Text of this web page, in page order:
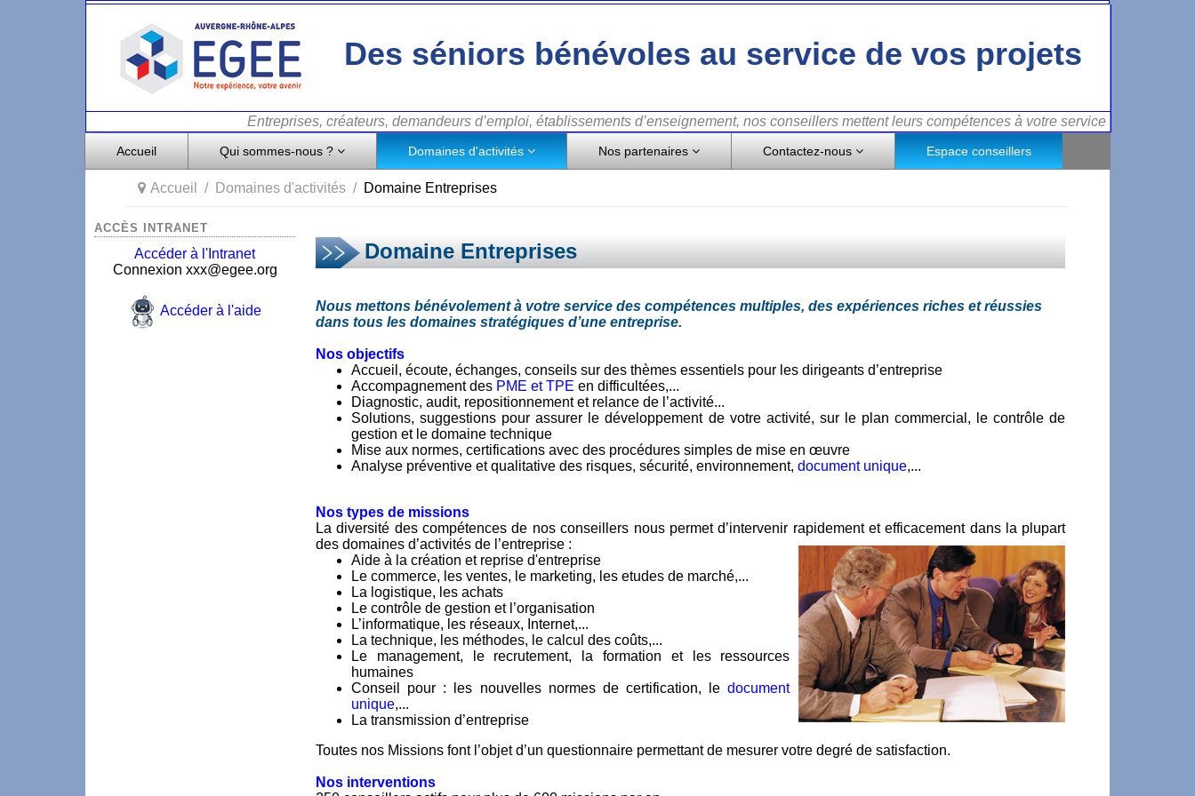
Des séniors bénévoles au service de vos projets
Entreprises, créateurs, demandeurs d’emploi, établissements d’enseignement, nos conseillers mettent leurs compétences à votre service
Accueil Qui sommes-nous ? Domaines d'activités Nos partenaires Contactez-nous Espace conseillers
Accueil Domaines d'activités Domaine Entreprises
ACCÈS INTRANET
Accéder à l'Intranet
Connexion xxx@egee.org
Accéder à l'aide
Domaine Entreprises
Nous mettons bénévolement à votre service des compétences multiples, des expériences riches et réussies
dans tous les domaines stratégiques d’une entreprise.
Nos objectifs
Accueil, écoute, échanges, conseils sur des thèmes essentiels pour les dirigeants d’entreprise
Accompagnement des PME et TPE en difficultées,...
Diagnostic, audit, repositionnement et relance de l’activité...
Solutions, suggestions pour assurer le développement de votre activité, sur le plan commercial, le contrôle de
gestion et le domaine technique
Mise aux normes, certifications avec des procédures simples de mise en œuvre
Analyse préventive et qualitative des risques, sécurité, environnement,document unique,...
Nos types de missions
La diversité des compétences de nos conseillers nous permet d’intervenir rapidement et efficacement dans la plupart
des domaines d’activités de l’entreprise :
Aide à la création et reprise d'entreprise
Le commerce, les ventes, le marketing, les etudes de marché,...
La logistique, les achats
Le contrôle de gestion et l’organisation
L’informatique, les réseaux, Internet,...
La technique, les méthodes, le calcul des coûts,...
Le management, le recrutement, la formation et les ressources
humaines
Conseil pour : les nouvelles normes de certification, ledocument
unique,...
La transmission d’entreprise
Toutes nos Missions font l’objet d’un questionnaire permettant de mesurer votre degré de satisfaction.
Nos interventions